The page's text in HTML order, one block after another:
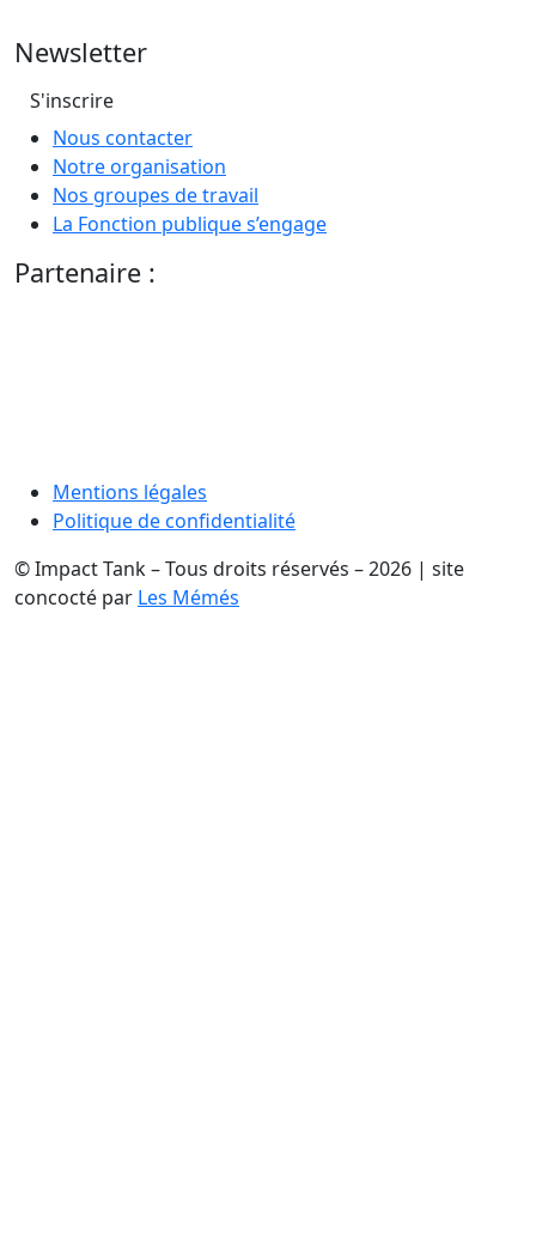
Newsletter
S'inscrire
Nous contacter
Notre organisation
Nos groupes de travail
La Fonction publique s’engage
Partenaire :
Mentions légales
Politique de confidentialité
© Impact Tank – Tous droits réservés – 2026 | site
concocté par Les Mémés